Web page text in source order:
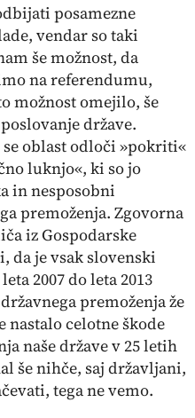
posamezne
vendar so taki
še možnost, da
na referendumu,
možnost omejilo, še
države.
oblast odloči »pokriti«
luknjo«, ki so jo
in nesposobni
premoženja. Zgovorna
iz Gospodarske
da je vsak slovenski
2007­ do leta 2013
premoženja že
nastalo celotne škode
naše države v 25 letih
še nihče, saj državljani,
tega ne vemo.